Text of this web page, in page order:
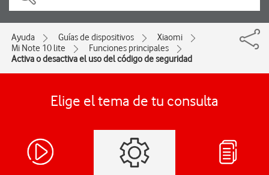
Ayuda Guías de dispositivos
Xiaomi
Mi Note 10 lite
Funciones principales
Activa o desactiva el uso del código de seguridad
Elige el tema de tu consulta